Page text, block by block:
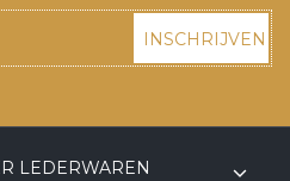
INSCHRIJVEN
LEDERWAREN